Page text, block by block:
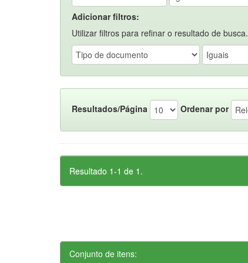
Adicionar filtros:
Utilizar filtros para refinar o resultado de busca.
Resultados/Página Ordenar por
Resultado 1-1 de 1.
Conjunto de itens: